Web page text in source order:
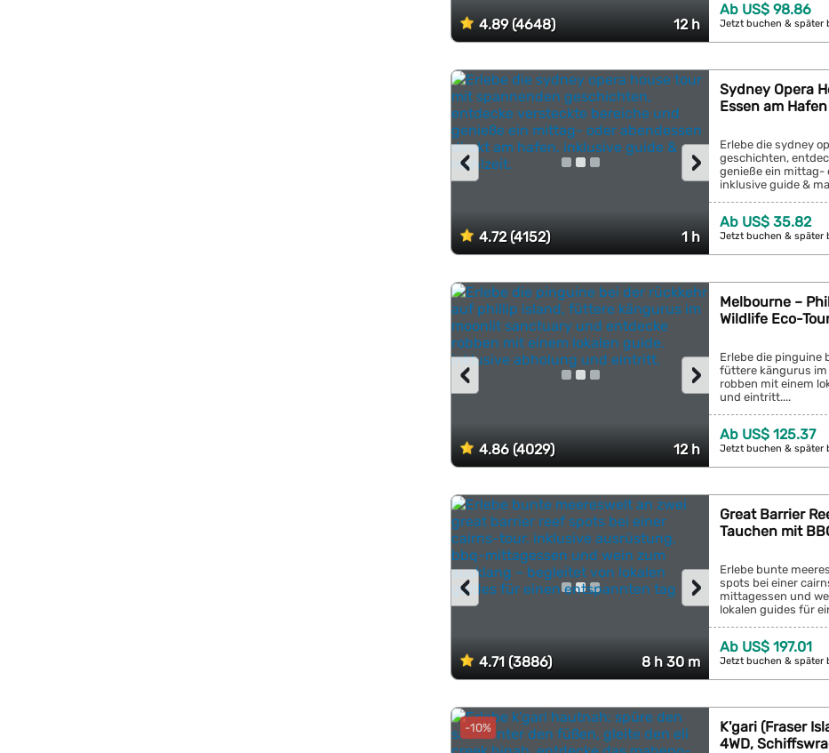
4.89 (4648) 12 h
Ab US$ 98.86
Jetzt buchen & später
4.72 (4152) 1 h
›
‹
Sydney Opera
Essen am Hafen
Erlebe die sydney
geschichten,
genieße ein mittag-
inklusive guide &
Ab US$ 35.82
Jetzt buchen & später
4.86 (4029) 12 h
›
‹
Melbourne –
Wildlife Eco-
Erlebe die pinguine
füttere kängurus
robben mit einem
und eintritt....
Ab US$ 125.37
Jetzt buchen & später
4.71 (3886) 8 h 30 m
›
‹
Great Barrier
Tauchen mit
Erlebe bunte
spots bei einer
mittagessen und
lokalen guides für
Ab US$ 197.01
Jetzt buchen & später
-10%
K'gari (Fraser
4WD,